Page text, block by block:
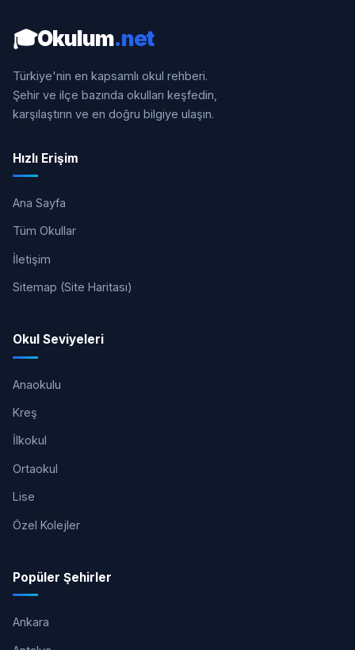
🎓Okulum.net
Türkiye'nin en kapsamlı okul rehberi.
Şehir ve ilçe bazında okulları keşfedin,
karşılaştırın ve en doğru bilgiye ulaşın.
Hızlı Erişim
Ana Sayfa
Tüm Okullar
İletişim
Sitemap (Site Haritası)
Okul Seviyeleri
Anaokulu
Kreş
İlkokul
Ortaokul
Lise
Özel Kolejler
Popüler Şehirler
Ankara